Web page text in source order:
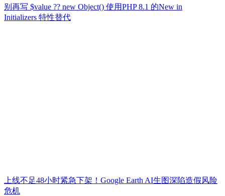
别再写 $value ?? new Object() 使用PHP 8.1 的New in
Initializers 特性替代
上线不足48小时紧急下架！Google Earth AI生图深陷造假风险
危机